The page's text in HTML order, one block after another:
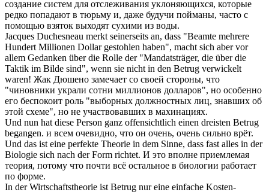
создание систем для отслеживания уклоняющихся, которые
редко попадают в тюрьму и, даже будучи пойманы, часто с
помощью взяток выходят сухими из воды.
Jacques Duchesneau merkt seinerseits an, dass "Beamte mehrere
Hundert Millionen Dollar gestohlen haben", machtsich aber vor
allem Gedanken über die Rolle der "Mandatsträger, die über die
Taktik im Bilde sind", wenn sie nicht in den Betrug verwickelt
waren! Жак Дюшено замечает со своей стороны, что
"чиновники украли сотни миллионов долларов", но особенно
его беспокоит роль "выборных должностных лиц, знавших об
этой схеме", но не участвовавших в махинациях.
Und nun hat diese Person ganz offensichtlich einen dreisten Betrug
begangen. и всем очевидно, что он очень, очень сильно врёт.
Und das ist eine perfekte Theorie in dem Sinne, dass fast alles in der
Biologie sich nach der Form richtet. И это вполне приемлемая
теория, потому что почти всё остальное в биологии работает
по форме.
In der Wirtschaftstheorie istBetrug nur eine einfache Kosten-